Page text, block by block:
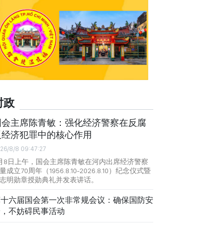
政
会主席陈青敏：强化经济警察在反腐
经济犯罪中的核心作用
8/8 09:47:27
8日上午，国会主席陈青敏在河内出席经济警察
成立70周年（1956.8.10-2026.8.10）纪念仪式暨
明勋章授勋典礼并发表讲话。
六届国会第一次非常规会议：确保国防安
不妨碍民事活动